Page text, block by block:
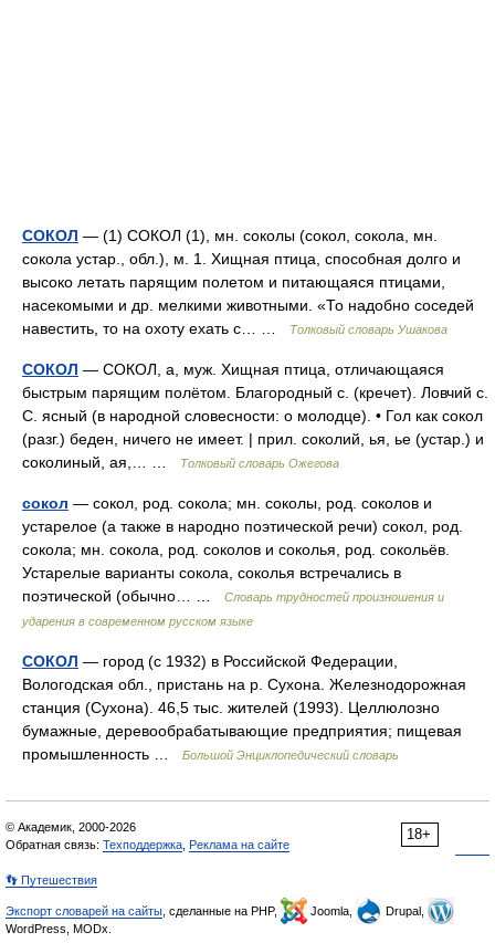
СОКОЛ — (1) СОКОЛ (1), мн. соколы (сокол, сокола, мн.
сокола устар., обл.), м. 1. Хищная птица, способная долго и
высоко летать парящим полетом и питающаяся птицами,
насекомыми и др. мелкими животными. «То надобно соседей
навестить, то на охоту ехать с… …
Толковый словарь Ушакова
СОКОЛ — СОКОЛ, а, муж. Хищная птица, отличающаяся
быстрым парящим полётом. Благородный с. (кречет). Ловчий с.
С. ясный (в народной словесности: о молодце). • Гол как сокол
(разг.) беден, ничего не имеет. | прил. соколий, ья, ье (устар.) и
соколиный, ая,… …
Толковый словарь Ожегова
сокол — сокол, род. сокола; мн. соколы, род. соколов и
устарелое (а также в народно поэтической речи) сокол, род.
сокола; мн. сокола, род. соколов и соколья, род. сокольёв.
Устарелые варианты сокола, соколья встречались в
поэтической (обычно… …
Словарь трудностей произношения и
ударения в современном русском языке
СОКОЛ — город (с 1932) в Российской Федерации,
Вологодская обл., пристань на р. Сухона. Железнодорожная
станция (Сухона). 46,5 тыс. жителей (1993). Целлюлозно
бумажные, деревообрабатывающие предприятия; пищевая
промышленность …
Большой Энциклопедический словарь
18+
© Академик, 2000-2026
Обратная связь: Техподдержка Реклама на сайте
👣 Путешествия
Экспорт словарей на сайты , сделанные на PHP, Joomla,
Drupal,
WordPress, MODx.